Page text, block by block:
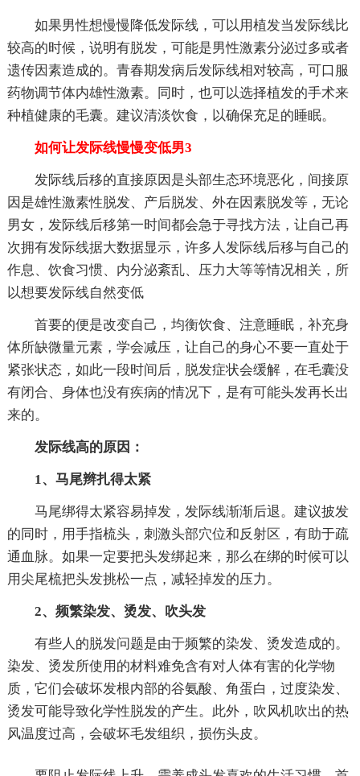
如果男性想慢慢降低发际线，可以用植发当发际线比
较高的时候，说明有脱发，可能是男性激素分泌过多或者
遗传因素造成的。青春期发病后发际线相对较高，可口服
药物调节体内雄性激素。同时，也可以选择植发的手术来
种植健康的毛囊。建议清淡饮食，以确保充足的睡眠。
如何让发际线慢慢变低男3
发际线后移的直接原因是头部生态环境恶化，间接原
因是雄性激素性脱发、产后脱发、外在因素脱发等，无论
男女，发际线后移第一时间都会急于寻找方法，让自己再
次拥有发际线据大数据显示，许多人发际线后移与自己的
作息、饮食习惯、内分泌紊乱、压力大等等情况相关，所
以想要发际线自然变低
首要的便是改变自己，均衡饮食、注意睡眠，补充身
体所缺微量元素，学会减压，让自己的身心不要一直处于
紧张状态，如此一段时间后，脱发症状会缓解，在毛囊没
有闭合、身体也没有疾病的情况下，是有可能头发再长出
来的。
发际线高的原因：
1、马尾辫扎得太紧
马尾绑得太紧容易掉发，发际线渐渐后退。建议披发
的同时，用手指梳头，刺激头部穴位和反射区，有助于疏
通血脉。如果一定要把头发绑起来，那么在绑的时候可以
用尖尾梳把头发挑松一点，减轻掉发的压力。
2、频繁染发、烫发、吹头发
有些人的脱发问题是由于频繁的染发、烫发造成的。
染发、烫发所使用的材料难免含有对人体有害的化学物
质，它们会破坏发根内部的谷氨酸、角蛋白，过度染发、
烫发可能导致化学性脱发的产生。此外，吹风机吹出的热
风温度过高，会破坏毛发组织，损伤头皮。